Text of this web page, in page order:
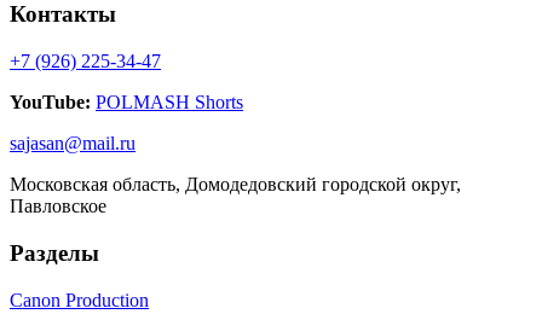
Контакты
+7 (926) 225-34-47
YouTube: POLMASH Shorts
sajasan@mail.ru
Московская область, Домодедовский городской округ,
Павловское
Разделы
Canon Production